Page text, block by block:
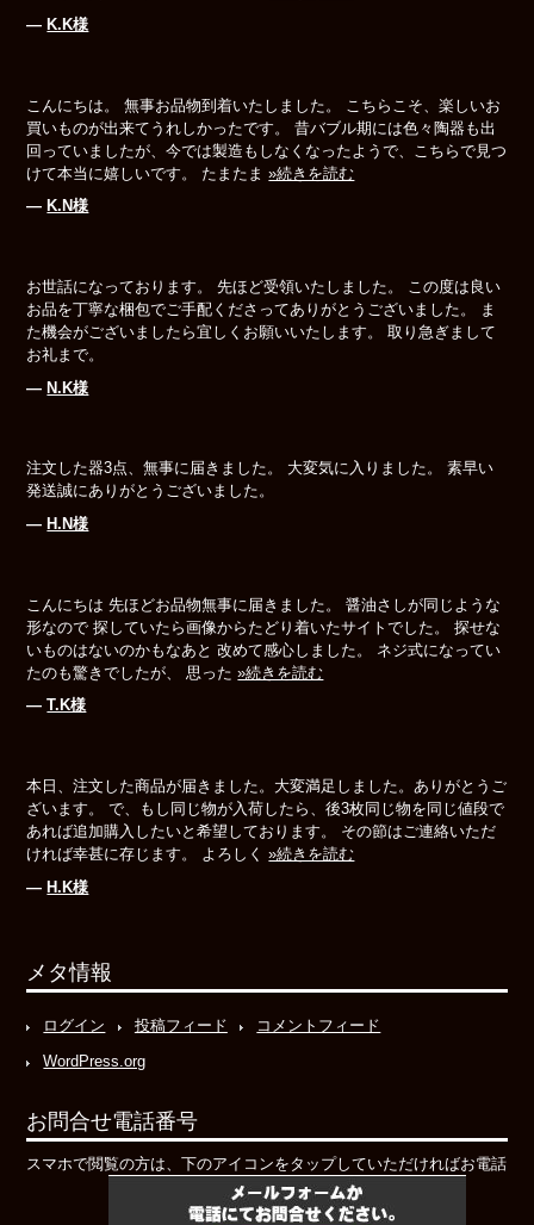
― K.K様
こんにちは。 無事お品物到着いたしました。 こちらこそ、楽しいお
買いものが出来てうれしかったです。 昔バブル期には色々陶器も出
回っていましたが、今では製造もしなくなったようで、こちらで見つ
けて本当に嬉しいです。 たまたま»続きを読む
― K.N様
お世話になっております。 先ほど受領いたしました。 この度は良い
お品を丁寧な梱包でご手配くださってありがとうございました。 ま
た機会がございましたら宜しくお願いいたします。 取り急ぎまして
お礼まで。
―N.K様
注文した器3点、無事に届きました。 大変気に入りました。 素早い
発送誠にありがとうございました。
― H.N様
こんにちは 先ほどお品物無事に届きました。 醤油さしが同じような
形なので 探していたら画像からたどり着いたサイトでした。 探せな
いものはないのかもなあと 改めて感心しました。 ネジ式になってい
たのも驚きでしたが、 思った»続きを読む
―T.K様
本日、注文した商品が届きました。大変満足しました。ありがとうご
ざいます。 で、もし同じ物が入荷したら、後3枚同じ物を同じ値段で
あれば追加購入したいと希望しております。 その節はご連絡いただ
ければ幸甚に存じます。 よろしく»続きを読む
―H.K様
メタ情報
ログイン 投稿フィード
コメントフィード
WordPress.org
お問合せ電話番号
スマホで閲覧の方は、下のアイコンをタップしていただければお電話